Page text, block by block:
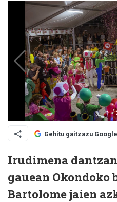
Gehitu gaitzazu
Irudimena
gauean Okondoko
Bartolome jaien